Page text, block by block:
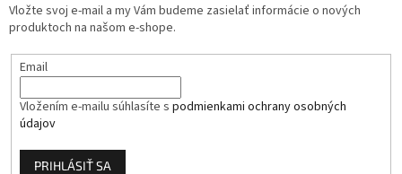
Vložte svoj e-mail a my Vám budeme zasielať informácie o nových
produktoch na našom e-shope.
Email
Vložením e-mailu súhlasíte s podmienkami ochrany osobných
údajov
PRIHLÁSIŤ SA